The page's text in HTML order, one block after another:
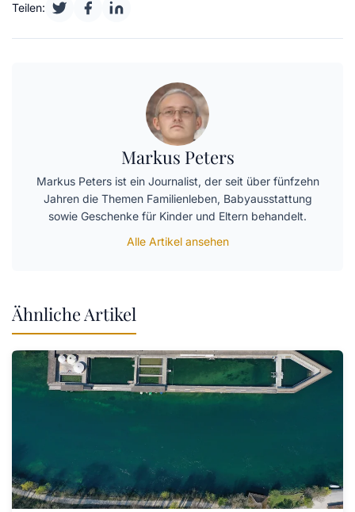
Teilen:
Markus Peters
Markus Peters ist ein Journalist, der seit über fünfzehn
Jahren die Themen Familienleben, Babyausstattung
sowie Geschenke für Kinder und Eltern behandelt.
Alle Artikel ansehen
Ähnliche Artikel